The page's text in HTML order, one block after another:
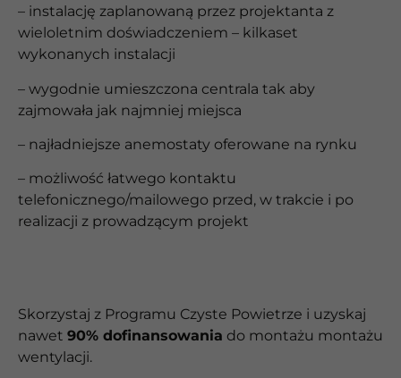
– instalację zaplanowaną przez projektanta z
wieloletnim doświadczeniem – kilkaset
wykonanych instalacji
– wygodnie umieszczona centrala tak aby
zajmowała jak najmniej miejsca
– najładniejsze anemostaty oferowane na rynku
– możliwość łatwego kontaktu
telefonicznego/mailowego przed, w trakcie i po
realizacji z prowadzącym projekt
Skorzystaj z Programu Czyste Powietrze i uzyskaj
nawet 90% dofinansowania do montażu montażu
wentylacji.